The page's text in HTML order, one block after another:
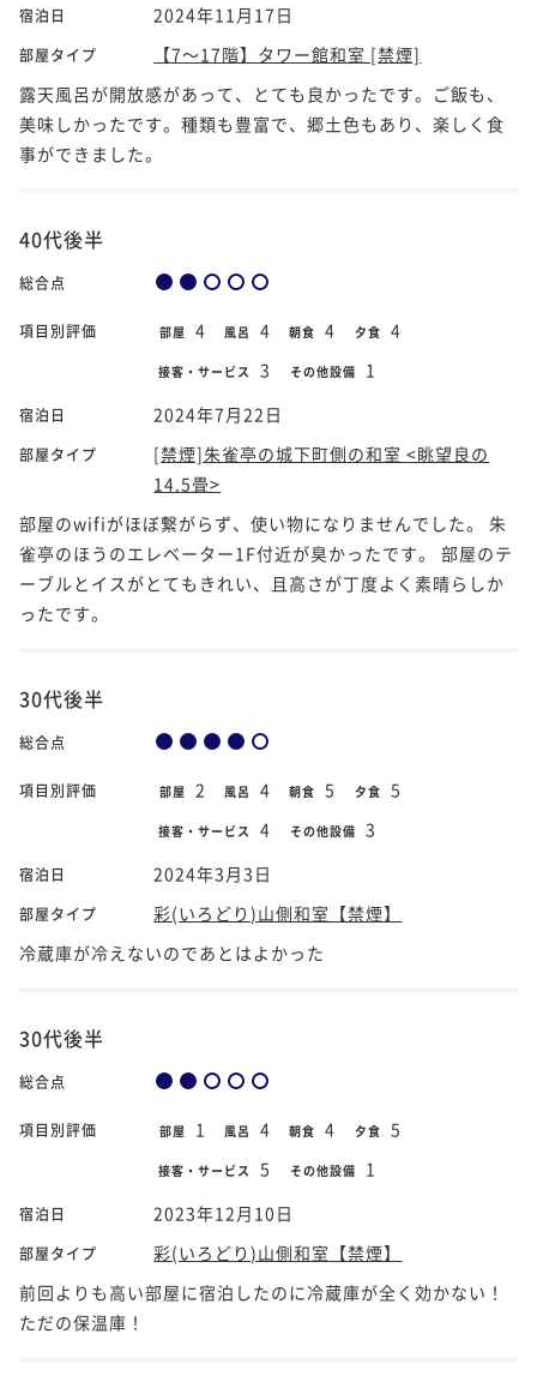
宿泊日 2024年11月17日
部屋タイプ
【7～17階】タワー館和室 [禁煙]
露天風呂が開放感があって、とても良かったです。ご飯も、
美味しかったです。種類も豊富で、郷土色もあり、楽しく食
事ができました。
40代後半
総合点
項目別評価 部屋 4 風呂 4 朝食 4 夕食 4
接客・サービス 3 その他設備 1
宿泊日 2024年7月22日
部屋タイプ
[禁煙]朱雀亭の城下町側の和室 <眺望良の
14.5畳>
部屋のwifiがほぼ繋がらず、使い物になりませんでした。 朱
雀亭のほうのエレベーター1F付近が臭かったです。 部屋のテ
ーブルとイスがとてもきれい、且高さが丁度よく素晴らしか
ったです。
30代後半
総合点
項目別評価 部屋 2 風呂 4 朝食 5 夕食 5
接客・サービス 4 その他設備 3
宿泊日 2024年3月3日
部屋タイプ
彩(いろどり)山側和室【禁煙】
冷蔵庫が冷えないのであとはよかった
30代後半
総合点
項目別評価 部屋 1 風呂 4 朝食 4 夕食 5
接客・サービス 5 その他設備 1
宿泊日 2023年12月10日
部屋タイプ
彩(いろどり)山側和室【禁煙】
前回よりも高い部屋に宿泊したのに冷蔵庫が全く効かない！
ただの保温庫！